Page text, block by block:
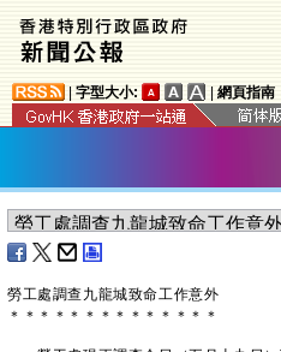
字型大小: 網頁指南
勞工處調查九龍城致命工作意外
＊ ＊ ＊ ＊ ＊ ＊ ＊ ＊ ＊ ＊ ＊ ＊ ＊ ＊